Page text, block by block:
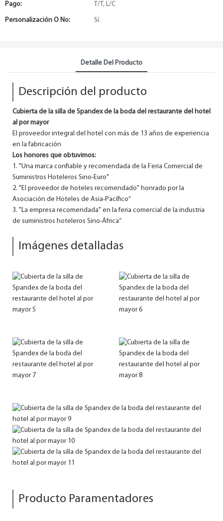
Pago: T/T, L/C
Personalización O No: Sí.
Detalle Del Producto
Descripción del producto
Cubierta de la silla de Spandex de la boda del restaurante del hotel
al por mayor
El proveedor integral del hotel con más de 13 años de experiencia
en la fabricación
Los honores que obtuvimos:
1. "Una marca confiable y recomendada de la Feria Comercial de
Suministros Hoteleros Sino-Euro"
2. "El proveedor de hoteles recomendado" honrado por la
Asociación de Hoteles de Asia-Pacífico“
3. "La empresa recomendada" en la feria comercial de la industria
de suministros hoteleros Sino-África”
Imágenes detalladas
Producto Paramentadores